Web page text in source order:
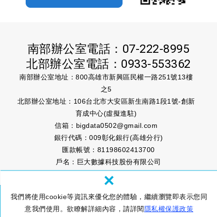
我們將使用cookie等資訊來優化您的體驗，繼續瀏覽即表示您同
意我們使用。欲瞭解詳細內容，請詳閱隱私權保護政策
×
南部辦公室電話： 07-222-8995
北部辦公室電話： 0933-553362
南部辦公室地址：800高雄市新興區民權一路251號13樓
之5
北部辦公室地址：106台北市大安區新生南路1段1號-創新
育成中心(虛擬進駐)
信箱： bigdata0502@gmail.com
銀行代碼：009彰化銀行(高雄分行)
匯款帳號：81198602413700
戶名：巨大數據科技股份有限公司
© 巨大數據科技股份有限公司 BIG DATA TECHNOLOGY CO.,
LTD.隱私權政策網頁設計 : 新視野